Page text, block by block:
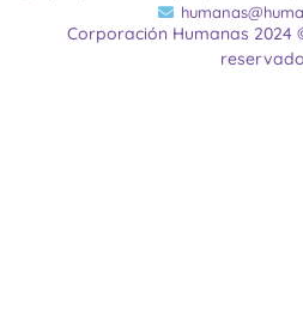
Corporación Humanas 2024